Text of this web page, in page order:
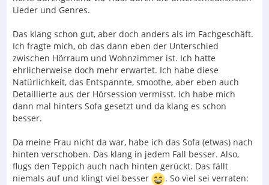
Lieder und Genres.
Das klang schon gut, aber doch anders als im Fachgeschäft.
Ich fragte mich, ob das dann eben der Unterschied
zwischen Hörraum und Wohnzimmer ist. Ich hatte
ehrlicherweise doch mehr erwartet. Ich habe diese
Natürlichkeit, das Entspannte, smoothe, aber eben auch
Detaillierte aus der Hörsession vermisst. Ich habe mich
dann mal hinters Sofa gesetzt und da klang es schon
besser.
Da meine Frau nicht da war, habe ich das Sofa (etwas) nach
hinten verschoben. Das klang in jedem Fall besser. Also,
flugs den Teppich auch nach hinten gerückt. Das fällt
niemals auf und klingt viel besser
. So viel sei verraten: